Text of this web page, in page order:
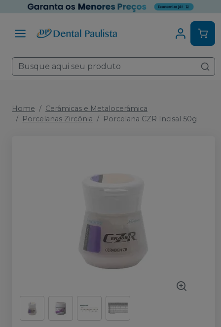
Home
Cerâmicas e Metalocerâmica
Porcelanas Zircônia
Porcelana CZR Incisal 50g